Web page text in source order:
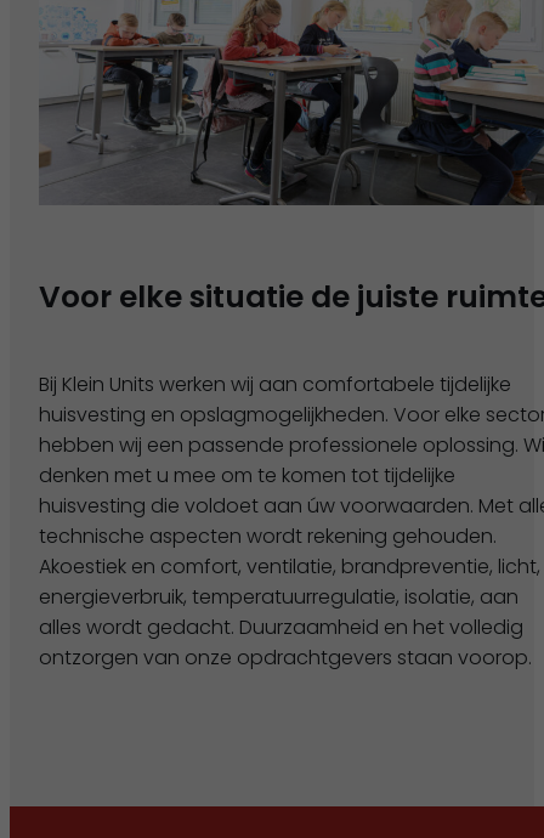
Voor elke situatie de juiste
Bij Klein Units werken wij aan comfortabele tijdelijke
huisvesting en opslagmogelijkheden. Voor elke
hebben wij een passende professionele oplossing.
denken met u mee om te komen tot tijdelijke
huisvesting die voldoet aan úw voorwaarden. Met
technische aspecten wordt rekening gehouden.
Akoestiek en comfort, ventilatie, brandpreventie, licht,
energieverbruik, temperatuurregulatie, isolatie, aan
alles wordt gedacht. Duurzaamheid en het volledig
ontzorgen van onze opdrachtgevers staan voorop.